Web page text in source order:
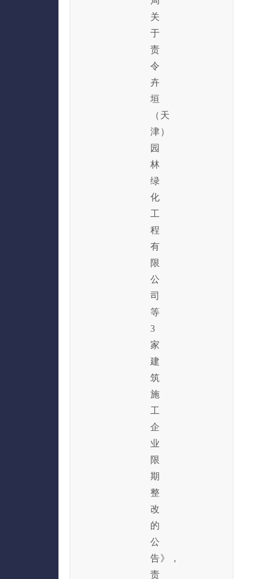
关
于
责
令
卉
垣
（天
津）
园
林
绿
化
工
程
有
限
公
司
等
3
家
建
筑
施
工
企
业
限
期
整
改
的
公
告》，
责